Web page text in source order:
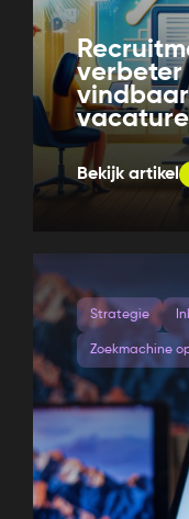
verbeter
Bekijk artikel
Strategie
Zoekmachine